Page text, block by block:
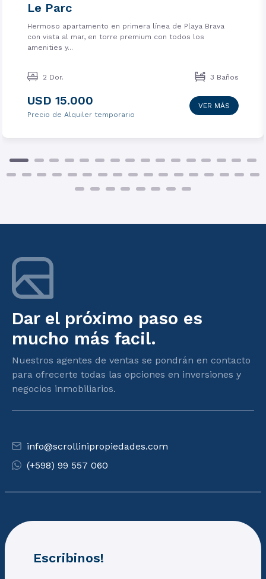
Le Parc
Hermoso apartamento en primera línea de Playa Brava
con vista al mar, en torre premium con todos los
amenities y...
2 Dor. 3 Baños
USD 15.000
Precio de Alquiler temporario
VER MÁS
Dar el próximo paso es
mucho más facil.
Nuestros agentes de ventas se pondrán en contacto
para ofrecerte todas las opciones en inversiones y
negocios inmobiliarios.
info@scrollinipropiedades.com
(+598) 99 557 060
Escribinos!